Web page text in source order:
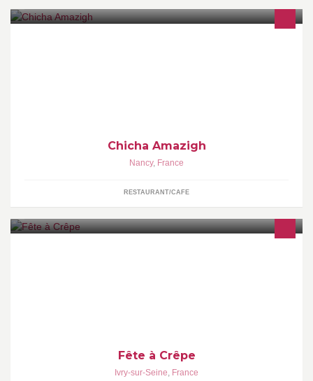
Chicha Amazigh
Nancy, France
RESTAURANT/CAFE
Fête à Crêpe
Ivry-sur-Seine, France